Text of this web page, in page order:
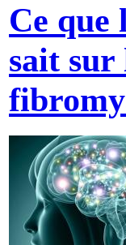
Ce que
sait sur